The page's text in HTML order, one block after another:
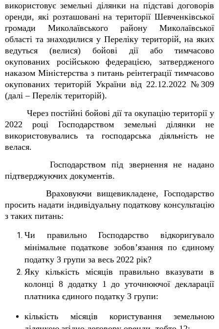
використовує земельні ділянки на підставі договорів
оренди, які розташовані на території Шевченківської
громади Миколаївського району Миколаївської
області та знаходилися у Переліку територій, на яких
ведуться (велися) бойові дії або тимчасово
окупованих російською федерацією, затвердженого
наказом Міністерства з питань реінтеграції тимчасово
окупованих територій України від 22.12.2022 №309
(далі – Перелік територій).
Через постійні бойові дії та окупацію території у
2022 році Господарством земельні ділянки не
використовувались та господарська діяльність не
велася.
Господарством під звернення не надано
підтверджуючих документів.
Враховуючи вищевикладене, Господарство
просить надати індивідуальну податкову консультацію
з таких питань:
Чи правильно Господарство відкоригувало
мінімальне податкове зобов’язання по єдиному
податку 3 групи за весь 2022 рік?
Яку кількість місяців правильно вказувати в
колонці 8 додатку 1 до уточнюючої декларації
платника єдиного податку 3 групи:
кількість місяців користування земельною